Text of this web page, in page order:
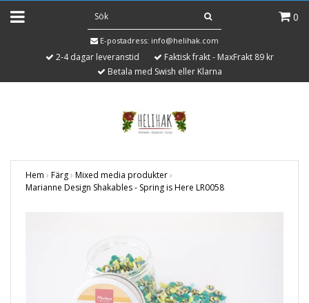
0
E-postadress: info@helihak.com
2-4 dagar leveranstid
Faktisk frakt - MaxFrakt 89 kr
Betala med Swish eller Klarna
Hem › Färg› Mixed media produkter›
Marianne Design Shakables - Spring is Here LR0058